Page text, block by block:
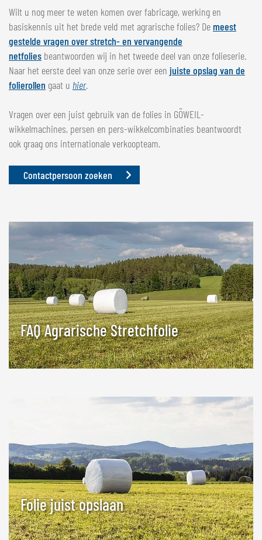
Wilt u nog meer te weten komen over fabricage, werking en
basiskennis uit het brede veld met agrarische folies? De meest
gestelde vragen over stretch- en vervangende
netfolies beantwoorden wij in het tweede deel van onze folieserie.
Naar het eerste deel van onze serie over een juiste opslag van de
folierollen gaat u hier.
Vragen over een juist gebruik van de folies in GÖWEIL-
wikkelmachines, persen en pers-wikkelcombinaties beantwoordt
ook graag ons internationale verkoopteam.
Contactpersoon zoeken
FAQ Agrarische Stretchfolie
Folie juist opslaan